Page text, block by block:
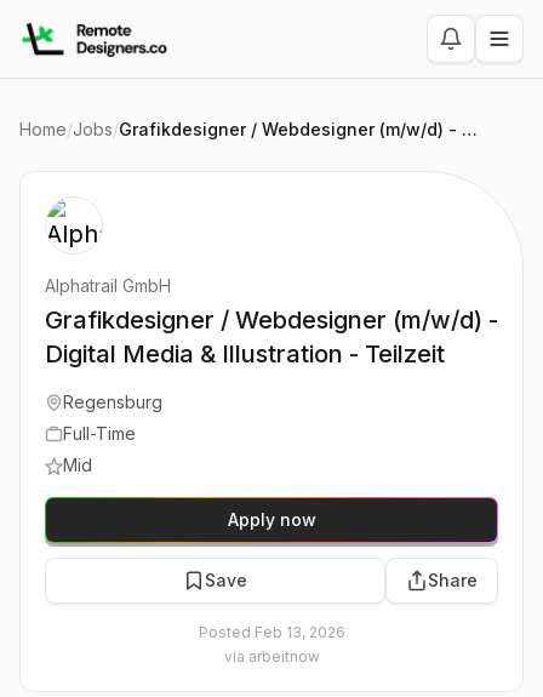
Home/Jobs/ Grafikdesigner / Webdesigner (m/w/d) - Digital Media & Illustration - Teilzeit
Alphatrail GmbH
Grafikdesigner / Webdesigner (m/w/d) -
Digital Media & Illustration - Teilzeit
Regensburg
Full-Time
Mid
Apply now
Save Share
Posted Feb 13, 2026
via arbeitnow